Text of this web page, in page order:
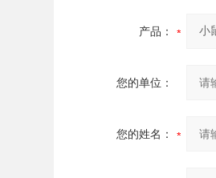
产品：
您的单位：
您的姓名：